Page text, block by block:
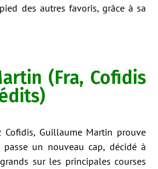
des autres favoris, grâce à sa
(Fra, Cofidis
Cofidis, Guillaume Martin prouve
un nouveau cap, décidé à
sur les principales courses